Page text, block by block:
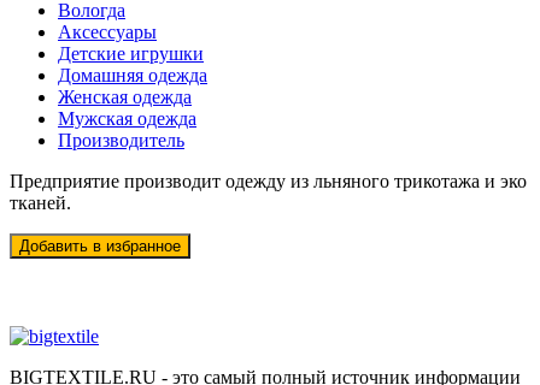
Вологда
Аксессуары
Детские игрушки
Домашняя одежда
Женская одежда
Мужская одежда
Производитель
Предприятие производит одежду из льняного трикотажа и эко
тканей.
BIGTEXTILE.RU - это самый полный источник информации